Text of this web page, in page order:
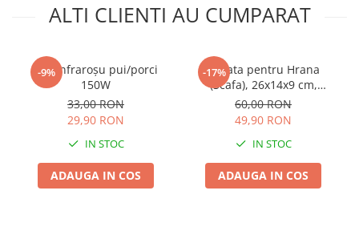
Set chei combinate
Suruburi
Truse /set scule
Produse Zootehnie
ALTI CLIENTI AU CUMPARAT
-9%
Bec infraroșu pui/porci
150W
33,00 RON
29,90 RON
IN STOC
ADAUGA IN COS
-17%
Lopata pentru Hrana
(Scafa), 26x14x9 cm,
Aluminiu Turnat, Uz
Profesional si Industrial
60,00 RON
49,90 RON
IN STOC
ADAUGA IN COS